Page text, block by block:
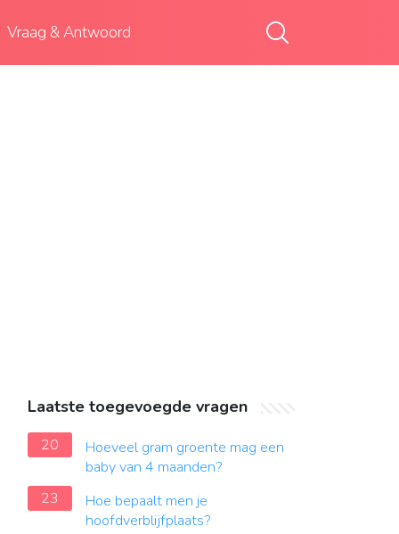
Vraag & Antwoord
Laatste toegevoegde vragen
20
Hoeveel gram groente mag een
baby van 4 maanden?
23
Hoe bepaalt men je
hoofdverblijfplaats?